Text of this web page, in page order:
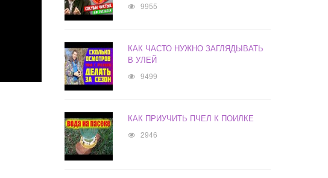
9955
КАК ЧАСТО НУЖНО ЗАГЛЯДЫВАТЬ
В УЛЕЙ
9499
КАК ПРИУЧИТЬ ПЧЕЛ К ПОИЛКЕ
2946